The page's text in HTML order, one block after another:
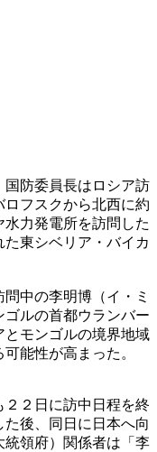
防委員長はロシア訪
フスクから北西に約
力発電所を訪問した
東シベリア・バイカ
中の李明博（イ・ミ
ゴルの首都ウランバー
とモンゴルの境界地域
能性が高まった。
２日に訪中日程を終
後、同日に日本へ向
領府）関係者は「李